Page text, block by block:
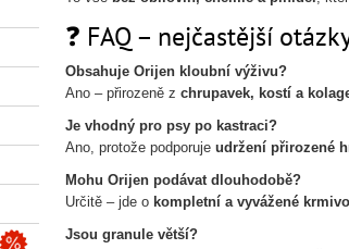
❓ FAQ – nejčastější
Obsahuje Orijen kloubní výživu?
Ano – přirozeně z chrupavek, kostí a
Je vhodný pro psy po kastraci?
Ano, protože podporuje udržení přirozené
Mohu Orijen podávat dlouhodobě?
Určitě – jde o kompletní a vyvážené krmivo
Jsou granule větší?